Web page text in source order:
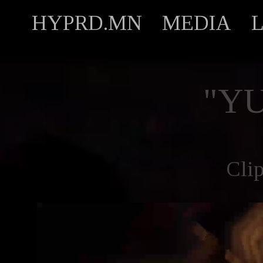
HYPRD.MN MEDIA